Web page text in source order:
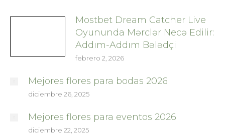
Mostbet Dream Catcher Live
Oyununda Mərclər Necə Edilir:
Addım-Addım Bələdçi
febrero 2, 2026
Mejores flores para bodas 2026
diciembre 26, 2025
Mejores flores para eventos 2026
diciembre 22, 2025